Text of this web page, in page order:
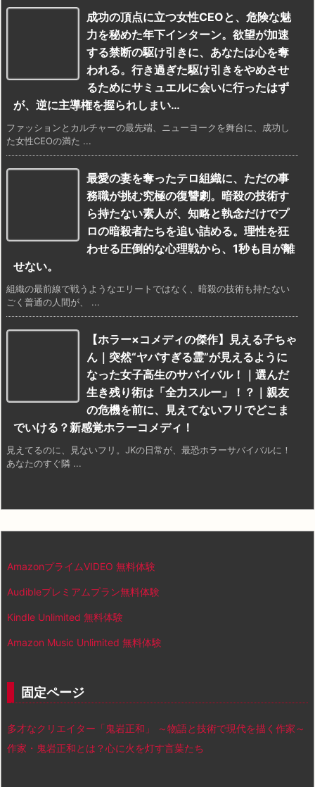
成功の頂点に立つ女性CEOと、危険な魅
力を秘めた年下インターン。欲望が加速
する禁断の駆け引きに、あなたは心を奪
われる。行き過ぎた駆け引きをやめさせ
るためにサミュエルに会いに行ったはず
が、逆に主導権を握られしまい…
ファッションとカルチャーの最先端、ニューヨークを舞台に、成功し
た女性CEOの満た ...
最愛の妻を奪ったテロ組織に、ただの事
務職が挑む究極の復讐劇。暗殺の技術す
ら持たない素人が、知略と執念だけでプ
ロの暗殺者たちを追い詰める。理性を狂
わせる圧倒的な心理戦から、1秒も目が離
せない。
組織の最前線で戦うようなエリートではなく、暗殺の技術も持たない
ごく普通の人間が、 ...
【ホラー×コメディの傑作】見える子ちゃ
ん｜突然“ヤバすぎる霊”が見えるように
なった女子高生のサバイバル！｜選んだ
生き残り術は「全力スルー」！？｜親友
の危機を前に、見えてないフリでどこま
でいける？新感覚ホラーコメディ！
見えてるのに、見ないフリ。JKの日常が、最恐ホラーサバイバルに！
あなたのすぐ隣 ...
AmazonプライムVIDEO 無料体験
Audibleプレミアムプラン無料体験
Kindle Unlimited 無料体験
Amazon Music Unlimited 無料体験
固定ページ
多才なクリエイター「鬼岩正和」 ～物語と技術で現代を描く作家～
作家・鬼岩正和とは？心に火を灯す言葉たち